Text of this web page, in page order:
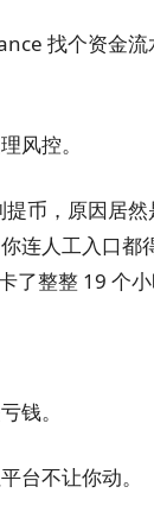
找个资金
风控。
币，原因居
连人工入口都
了整整 19 个小
钱。
台不让你动。